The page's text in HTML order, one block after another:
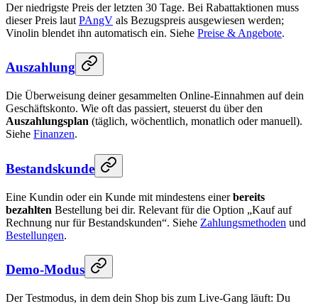
Der niedrigste Preis der letzten 30 Tage. Bei Rabattaktionen muss
dieser Preis laut PAngV als Bezugspreis ausgewiesen werden;
Vinolin blendet ihn automatisch ein. Siehe Preise & Angebote.
Auszahlung
Die Überweisung deiner gesammelten Online-Einnahmen auf dein
Geschäftskonto. Wie oft das passiert, steuerst du über den
Auszahlungsplan (täglich, wöchentlich, monatlich oder manuell).
Siehe Finanzen.
Bestandskunde
Eine Kundin oder ein Kunde mit mindestens einerbereits
bezahlten Bestellung bei dir. Relevant für die Option „Kauf auf
Rechnung nur für Bestandskunden“. Siehe Zahlungsmethoden und
Bestellungen.
Demo-Modus
Der Testmodus, in dem dein Shop bis zum Live-Gang läuft: Du